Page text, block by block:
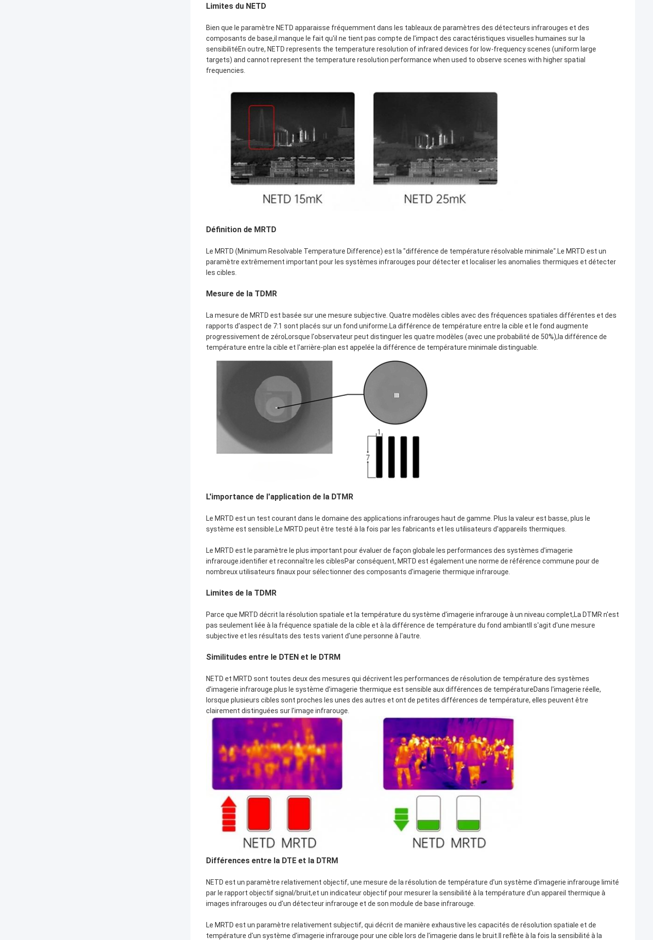
Limites du NETD
Bien que le paramètre NETD apparaisse fréquemment dans les tableaux de paramètres des détecteurs infrarouges et des
composants de base,il manque le fait qu'il ne tient pas compte de l'impact des caractéristiques visuelles humaines sur la
sensibilitéEn outre, NETD represents the temperature resolution of infrared devices for low-frequency scenes (uniform large
targets) and cannot represent the temperature resolution performance when used to observe scenes with higher spatial
frequencies.
Définition de MRTD
Le MRTD (Minimum Resolvable Temperature Difference) est la "différence de température résolvable minimale".Le MRTD est un
paramètre extrêmement important pour les systèmes infrarouges pour détecter et localiser les anomalies thermiques et détecter
les cibles.
Mesure de la TDMR
La mesure de MRTD est basée sur une mesure subjective. Quatre modèles cibles avec des fréquences spatiales différentes et des
rapports d'aspect de 7:1 sont placés sur un fond uniforme.La différence de température entre la cible et le fond augmente
progressivement de zéroLorsque l'observateur peut distinguer les quatre modèles (avec une probabilité de 50%),la différence de
température entre la cible et l'arrière-plan est appelée la différence de température minimale distinguable.
L'importance de l'application de la DTMR
Le MRTD est un test courant dans le domaine des applications infrarouges haut de gamme. Plus la valeur est basse, plus le
système est sensible.Le MRTD peut être testé à la fois par les fabricants et les utilisateurs d'appareils thermiques.
Le MRTD est le paramètre le plus important pour évaluer de façon globale les performances des systèmes d'imagerie
infrarouge.identifier et reconnaître les ciblesPar conséquent, MRTD est également une norme de référence commune pour de
nombreux utilisateurs finaux pour sélectionner des composants d'imagerie thermique infrarouge.
Limites de la TDMR
Parce que MRTD décrit la résolution spatiale et la température du système d'imagerie infrarouge à un niveau complet,La DTMR n'est
pas seulement liée à la fréquence spatiale de la cible et à la différence de température du fond ambiantIl s'agit d'une mesure
subjective et les résultats des tests varient d'une personne à l'autre.
Similitudes entre le DTEN et le DTRM
NETD et MRTD sont toutes deux des mesures qui décrivent les performances de résolution de température des systèmes
d'imagerie infrarouge.plus le système d'imagerie thermique est sensible aux différences de températureDans l'imagerie réelle,
lorsque plusieurs cibles sont proches les unes des autres et ont de petites différences de température, elles peuvent être
clairement distinguées sur l'image infrarouge.
Différences entre la DTE et la DTRM
NETD est un paramètre relativement objectif, une mesure de la résolution de température d'un système d'imagerie infrarouge limité
par le rapport objectif signal/bruit,et un indicateur objectif pour mesurer la sensibilité à la température d'un appareil thermique à
images infrarouges ou d'un détecteur infrarouge et de son module de base infrarouge.
Le MRTD est un paramètre relativement subjectif, qui décrit de manière exhaustive les capacités de résolution spatiale et de
température d'un système d'imagerie infrarouge pour une cible lors de l'imagerie dans le bruit.Il reflète à la fois la sensibilité à la